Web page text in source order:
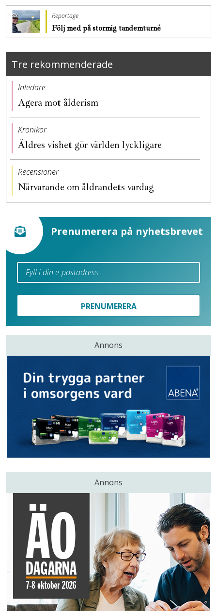
Reportage
Följ med på stormig tandemturné
Tre rekommenderade
Inledare
Agera mot ålderism
Krönikor
Äldres vishet gör världen lyckligare
Recensioner
Närvarande om åldrandets vardag
Prenumerera på nyhetsbrevet
PRENUMERERA
Annons
Annons